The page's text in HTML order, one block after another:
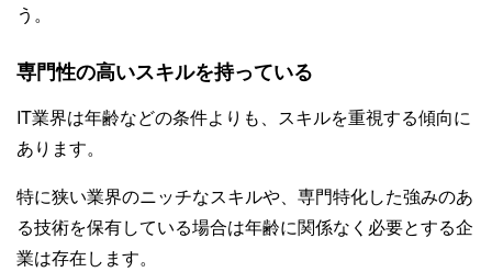
う。
専門性の高いスキルを持っている
IT業界は年齢などの条件よりも、スキルを重視する傾向に
あります。
特に狭い業界のニッチなスキルや、専門特化した強みのあ
る技術を保有している場合は年齢に関係なく必要とする企
業は存在します。